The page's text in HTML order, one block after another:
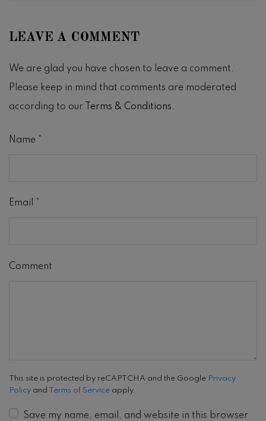
LEAVE A COMMENT
We are glad you have chosen to leave a comment.
Please keep in mind that comments are moderated
according to our
Terms & Conditions.
Name *
Email
Comment
This site is protected by reCAPTCHA and the Google Privacy
Policy and Terms of Service apply.
Save my name, email, and website in this browser